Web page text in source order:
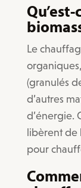
Le
(granulés
d’autres
d’énergie.
libèrent de
pour